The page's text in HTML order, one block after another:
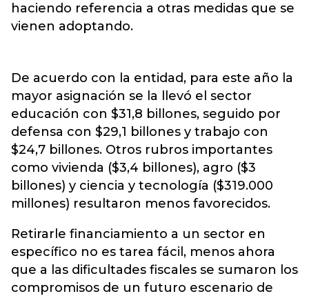
haciendo referencia a otras medidas que se
vienen adoptando.
De acuerdo con la entidad, para este año la
mayor asignación se la llevó el sector
educación con $31,8 billones, seguido por
defensa con $29,1 billones y trabajo con
$24,7 billones. Otros rubros importantes
como vivienda ($3,4 billones), agro ($3
billones) y ciencia y tecnología ($319.000
millones) resultaron menos favorecidos.
Retirarle financiamiento a un sector en
específico no es tarea fácil, menos ahora
que a las dificultades fiscales se sumaron los
compromisos de un futuro escenario de